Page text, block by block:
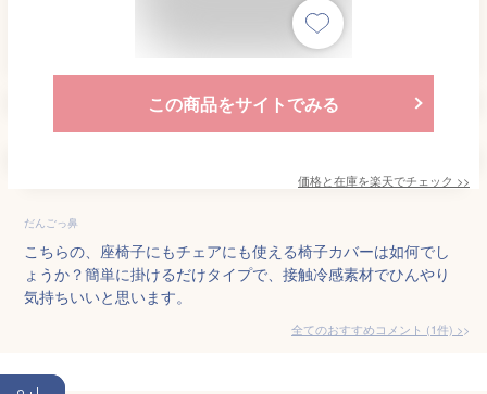
この商品をサイトでみる
価格と在庫を楽天でチェック >>
だんごっ鼻
こちらの、座椅子にもチェアにも使える椅子カバーは如何でし
ょうか？簡単に掛けるだけタイプで、接触冷感素材でひんやり
気持ちいいと思います。
全てのおすすめコメント (1件) >